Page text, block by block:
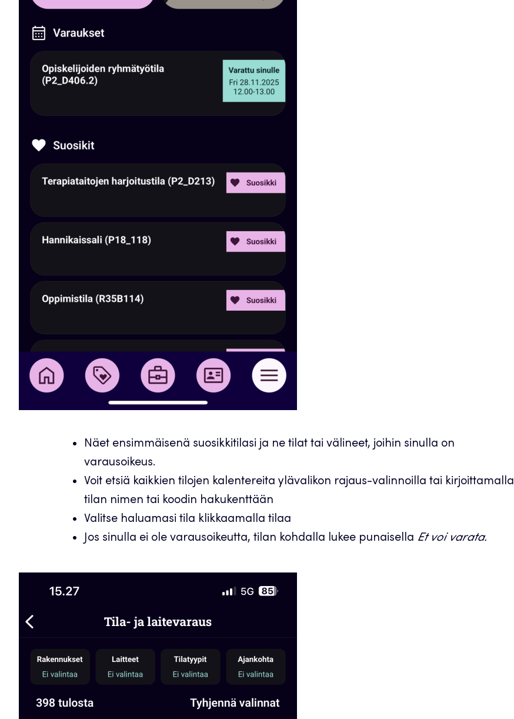
Näet ensimmäisenä suosikkitilasi ja ne tilat tai välineet, joihin sinulla on
varausoikeus.
Voit etsiä kaikkien tilojen kalentereita ylävalikon rajaus-valinnoilla tai kirjoittamalla
tilan nimen tai koodin hakukenttään
Valitse haluamasi tila klikkaamalla tilaa
Jos sinulla ei ole varausoikeutta, tilan kohdalla lukee punaisella Et voi varata.